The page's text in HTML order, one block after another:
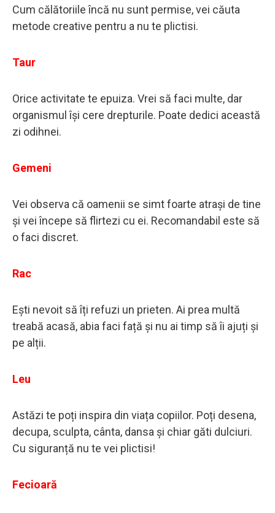
Cum călătoriile încă nu sunt permise, vei căuta
metode creative pentru a nu te plictisi.
Taur
Orice activitate te epuiza. Vrei să faci multe, dar
organismul își cere drepturile. Poate dedici această
zi odihnei.
Gemeni
Vei observa că oamenii se simt foarte atrași de tine
și vei începe să flirtezi cu ei. Recomandabil este să
o faci discret.
Rac
Ești nevoit să îți refuzi un prieten. Ai prea multă
treabă acasă, abia faci față și nu ai timp să îi ajuți și
pe alții.
Leu
Astăzi te poți inspira din viața copiilor. Poți desena,
decupa, sculpta, cânta, dansa și chiar găti dulciuri.
Cu siguranță nu te vei plictisi!
Fecioară